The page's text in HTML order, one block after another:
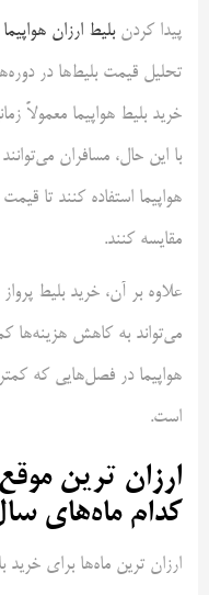
پیدا کردنبلیط ارزان هواپیما
تحلیل قیمت بلیط‌ها در
خرید بلیط هواپیما معمولاً
با این حال، مسافران
هواپیما استفاده کنند تا
مقایسه کنند.
علاوه بر آن، خرید بلیط
می‌تواند به کاهش هزینه‌ها
هواپیما در فصل‌هایی که
است.
ارزان ترین
کدام ماه‌های
ارزان ترین ماه‌ها برای خرید